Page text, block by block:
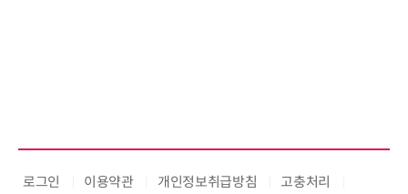
로그인 이용약관 개인정보취급방침 고충처리